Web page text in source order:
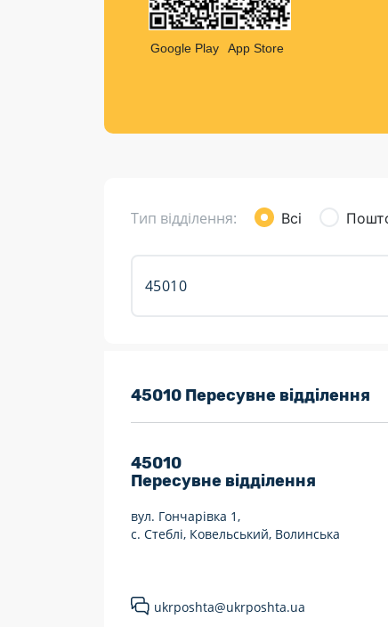
Листи та листівки
Кур’єрська доставка
Google Play App Store
Тип відділення: Всі
7 днів на тиждень
Працюють після 19:00
Працюють у вихідні
45010 Пересувне відділення
45010
Пересувне відділення
вул. Гончарівка 1,
с. Стеблі, Ковельський, Волинська
ukrposhta@ukrposhta.ua